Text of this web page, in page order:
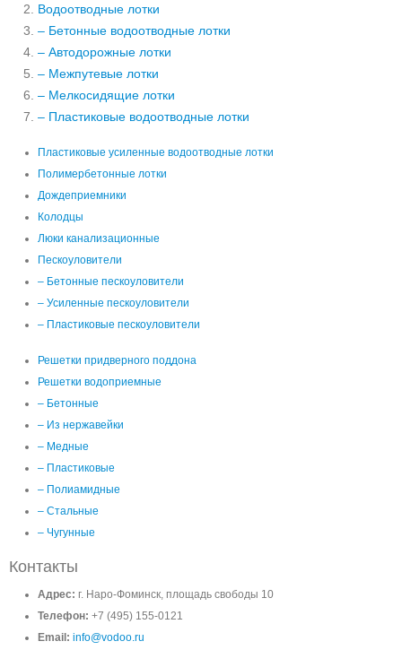
Водоотводные лотки
– Бетонные водоотводные лотки
– Автодорожные лотки
– Межпутевые лотки
– Мелкосидящие лотки
– Пластиковые водоотводные лотки
Пластиковые усиленные водоотводные лотки
Полимербетонные лотки
Дождеприемники
Колодцы
Люки канализационные
Пескоуловители
– Бетонные пескоуловители
– Усиленные пескоуловители
– Пластиковые пескоуловители
Решетки придверного поддона
Решетки водоприемные
– Бетонные
– Из нержавейки
– Медные
– Пластиковые
– Полиамидные
– Стальные
– Чугунные
Контакты
Адрес: г. Наро-Фоминск, площадь свободы 10
Телефон: +7 (495) 155-0121
Email: info@vodoo.ru